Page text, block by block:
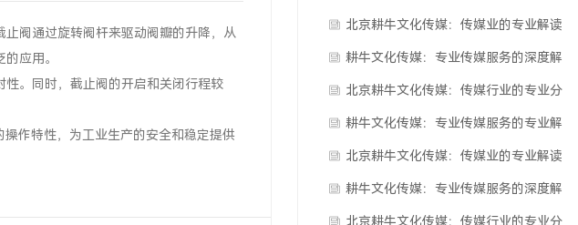
阀通过旋转阀杆来驱动阀瓣的升降，从
应用。
。同时，截止阀的开启和关闭行程较
作特性，为工业生产的安全和稳定提供
析
北京耕牛文化传媒：传媒业的专业解读
耕牛文化传媒：专业传媒服务的深度解
读
北京耕牛文化传媒：传媒行业的专业分
析
耕牛文化传媒：专业传媒服务的专业解
析
北京耕牛文化传媒：传媒业的专业解读
耕牛文化传媒：专业传媒服务的深度解
读
北京耕牛文化传媒：传媒行业的专业分